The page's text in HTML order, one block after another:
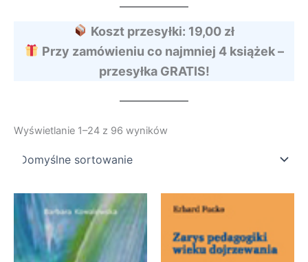
Koszt przesyłki: 19,00 zł
Przy zamówieniu co najmniej 4 książek –
przesyłka GRATIS!
Wyświetlanie 1–24 z 96 wyników